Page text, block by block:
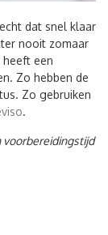
dat snel klaar
nooit zomaar
een
Zo hebben de
Zo gebruiken
.
voorbereidingstijd